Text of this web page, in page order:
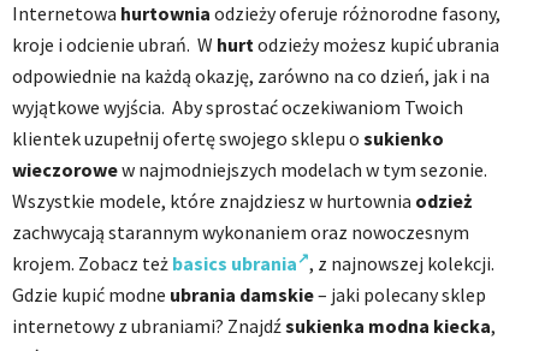
Internetowa hurtownia odzieży oferuje różnorodne fasony,
kroje i odcienie ubrań. W hurtodzieży możesz kupić ubrania
odpowiednie na każdą okazję, zarówno na co dzień, jak i na
wyjątkowe wyjścia. Aby sprostać oczekiwaniom Twoich
klientek uzupełnij ofertę swojego sklepu o sukienko
wieczorowew najmodniejszych modelach w tym sezonie.
Wszystkie modele, które znajdziesz w hurtownia odzież
zachwycają starannym wykonaniem oraz nowoczesnym
krojem. Zobacz też basics ubrania , z najnowszej kolekcji.
Gdzie kupić modne ubrania damskie– jaki polecany sklep
internetowy z ubraniami? Znajdźsukienka modna kiecka,